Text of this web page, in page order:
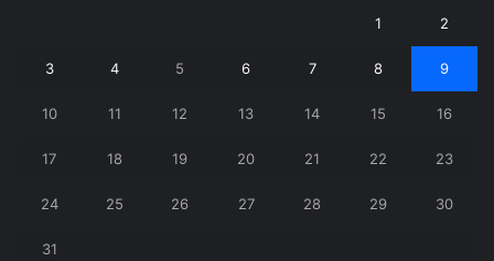
1 2
3 4 5 6 7 8 9
10 11 12 13 14 15 16
17 18 19 20 21 22 23
24 25 26 27 28 29 30
31